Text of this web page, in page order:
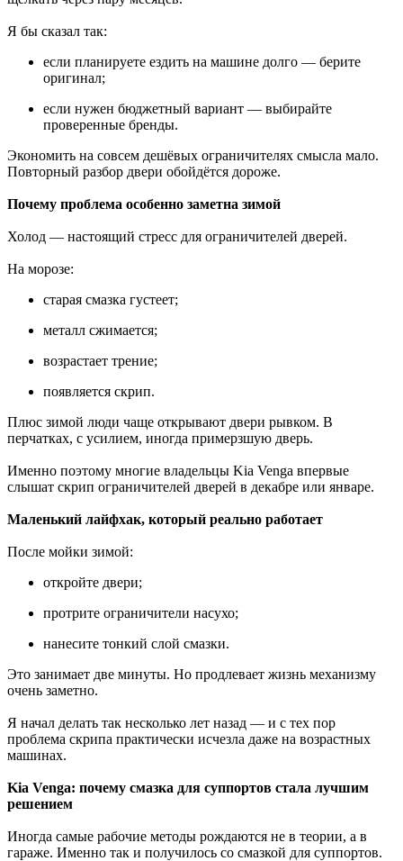
Я бы сказал так:
если планируете ездить на машине долго — берите
оригинал;
если нужен бюджетный вариант — выбирайте
проверенные бренды.
Экономить на совсем дешёвых ограничителях смысла мало.
Повторный разбор двери обойдётся дороже.
Почему проблема особенно заметна зимой
Холод — настоящий стресс для ограничителей дверей.
На морозе:
старая смазка густеет;
металл сжимается;
возрастает трение;
появляется скрип.
Плюс зимой люди чаще открывают двери рывком. В
перчатках, с усилием, иногда примерзшую дверь.
Именно поэтому многие владельцы Kia Venga впервые
слышат скрип ограничителей дверей в декабре или январе.
Маленький лайфхак, который реально работает
После мойки зимой:
откройте двери;
протрите ограничители насухо;
нанесите тонкий слой смазки.
Это занимает две минуты. Но продлевает жизнь механизму
очень заметно.
Я начал делать так несколько лет назад — и с тех пор
проблема скрипа практически исчезла даже на возрастных
машинах.
Kia Venga: почему смазка для суппортов стала лучшим
решением
Иногда самые рабочие методы рождаются не в теории, а в
гараже. Именно так и получилось со смазкой для суппортов.